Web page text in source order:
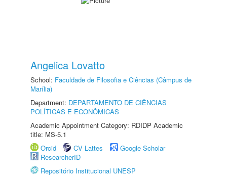
Angelica Lovatto
School: Faculdade de Filosofia e Ciências (Câmpus de
Marília)
Department: DEPARTAMENTO DE CIÊNCIAS
POLÍTICAS E ECONÔMICAS
Academic Appointment Category: RDIDP Academic
title: MS-5.1
Orcid
CV Lattes
Google Scholar
ResearcherID
Repositório Institucional UNESP